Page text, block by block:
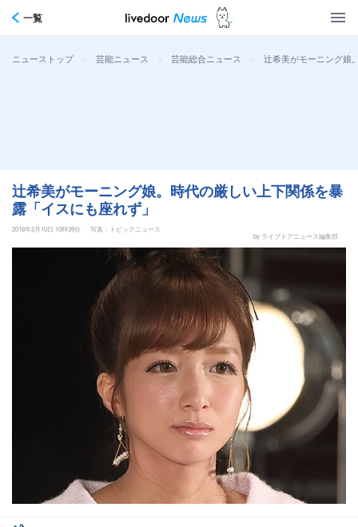
一覧
ニューストップ > 芸能ニュース > 芸能総合ニュース > 辻希美がモーニング娘
辻希美がモーニング娘。時代の厳しい上下関係を暴
露「イスにも座れず」
2016年2月10日 10時39分
写真：トピックニュース
by ライブドアニュース編集部